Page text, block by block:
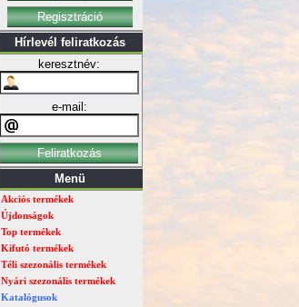
Hírlevél feliratkozás
keresztnév:
e-mail:
Menü
Akciós termékek
Újdonságok
Top termékek
Kifutó termékek
Téli szezonális termékek
Nyári szezonális termékek
Katalógusok